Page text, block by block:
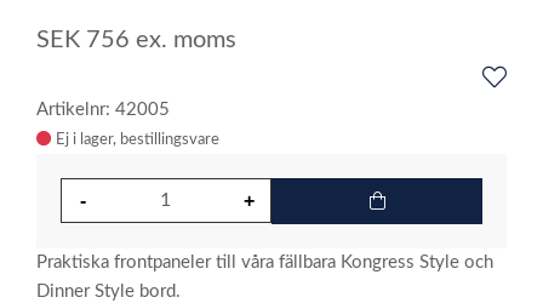
SEK 756 ex. moms
Artikelnr: 42005
Ej i lager
Praktiska frontpaneler till våra fällbara Kongress Style och
Dinner Style bord.